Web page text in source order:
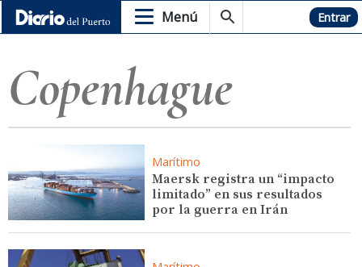
Menú Hemeroteca Entrar
Copenhague
Marítimo
Maersk registra un “impacto
limitado” en sus resultados
por la guerra en Irán